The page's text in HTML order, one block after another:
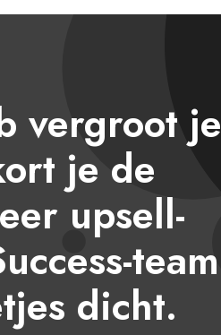
vergroot je
je de
upsell-
team
dicht.